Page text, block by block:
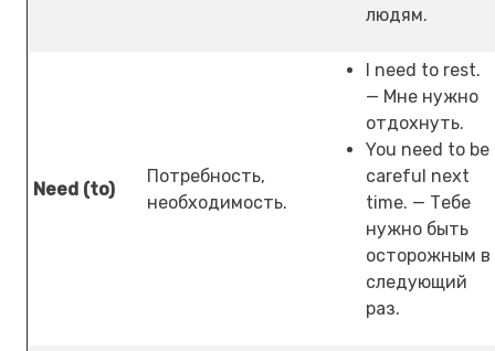
людям.
Need (to)
Потребность,
необходимость.
I need to rest.
— Мне нужно
отдохнуть.
You need to be
careful next
time. — Тебе
нужно быть
осторожным в
следующий
раз.